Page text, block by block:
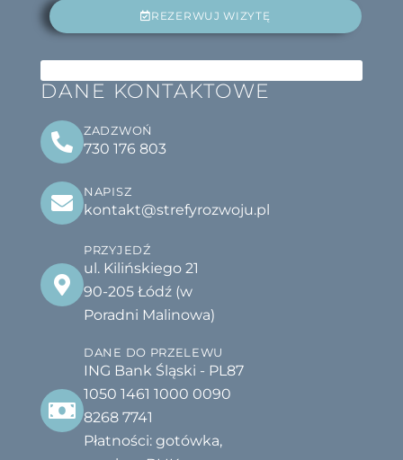
REZERWUJ WIZYTĘ
DANE KONTAKTOWE
ZADZWOŃ
730 176 803
NAPISZ
kontakt@strefyrozwoju.pl
PRZYJEDŹ
ul. Kilińskiego 21
90-205 Łódź (w
Poradni Malinowa)
DANE DO PRZELEWU
ING Bank Śląski - PL87
1050 1461 1000 0090
8268 7741
Płatności: gotówka,